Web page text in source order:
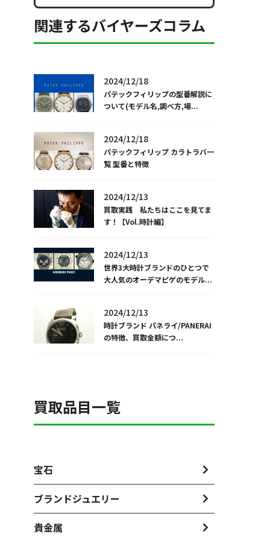
関連するバイヤーズコラム
2024/12/18
パテックフィリップの型番解説に
ついて(モデル名,調べ方,場...
2024/12/18
パテックフィリップ カラトラバ一
覧 型番と特徴
2024/12/13
買取実践 私たちはここを見てま
す！【Vol.時計編】
2024/12/13
世界3大時計ブランドのひとつで
大人気のオーデマピゲのモデル...
2024/12/13
時計ブランド パネライ/PANERAI
の特徴、買取金額につ...
買取品目一覧
宝石
ブランドジュエリー
貴金属